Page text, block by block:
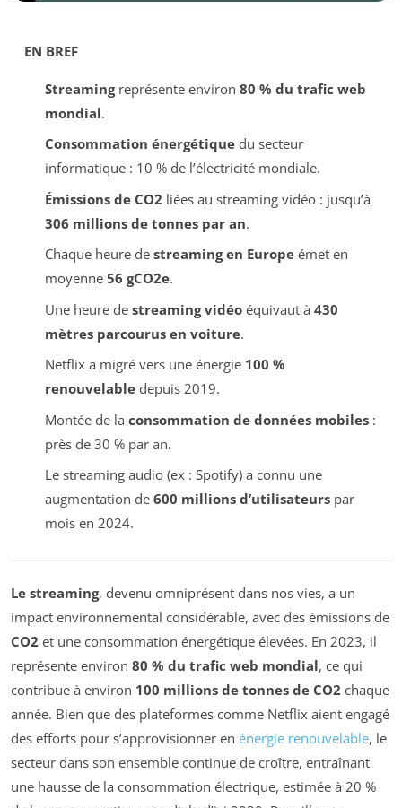
EN BREF
Streamingreprésente environ 80 % du trafic web
mondial.
Consommation énergétiquedu secteur
informatique : 10 % de l’électricité mondiale.
Émissions de CO2 liées au streaming vidéo : jusqu’à
306 millions de tonnes par an.
Chaque heure de streaming en Europeémet en
moyenne 56 gCO2e.
Une heure de streaming vidéoéquivaut à 430
mètres parcourus en voiture.
Netflix a migré vers une énergie 100 %
renouvelabledepuis 2019.
Montée de la consommation de données mobiles:
près de 30 % par an.
Le streaming audio (ex : Spotify) a connu une
augmentation de 600 millions d’utilisateurspar
mois en 2024.
Le streaming, devenu omniprésent dans nos vies, a un
impact environnemental considérable, avec des émissions de
CO2 et une consommation énergétique élevées. En 2023, il
représente environ 80 % du trafic web mondial, ce qui
contribue à environ 100 millions de tonnes de CO2 chaque
année. Bien que des plateformes comme Netflix aient engagé
des efforts pour s’approvisionner en énergie renouvelable, le
secteur dans son ensemble continue de croître, entraînant
une hausse de la consommation électrique, estimée à 20 %